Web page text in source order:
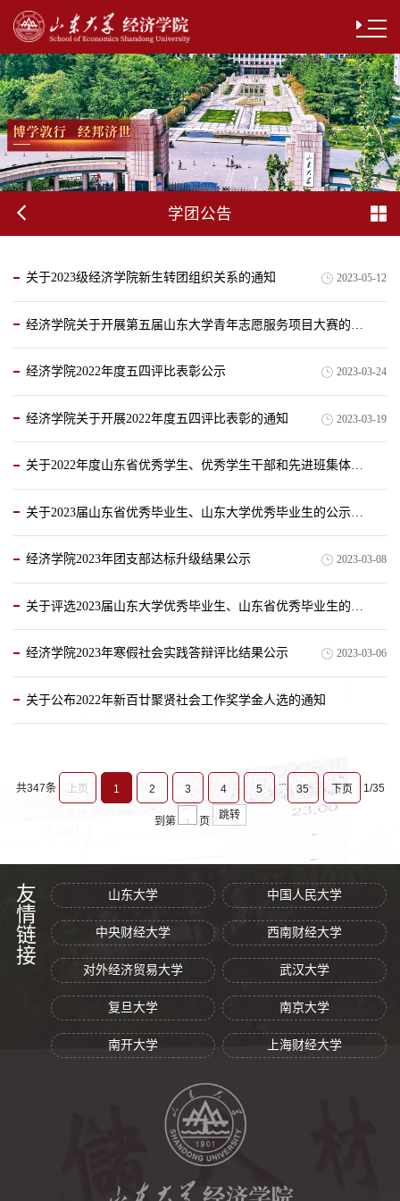
学团公告
关于2023级经济学院新生转团组织关系的通知 2023-05-12
经济学院2022年度五四评比表彰公示 2023-03-24
经济学院关于开展2022年度五四评比表彰的通知 2023-03-19
关于2022年度山东省优秀学生、优秀学生干部和先进班集体（山东大学“十佳班集体”）拟推荐名单的公示
经济学院2023年团支部达标升级结果公示 2023-03-08
经济学院2023年寒假社会实践答辩评比结果公示 2023-03-06
关于公布2022年新百廿聚贤社会工作奖学金人选的通知
共347条
上页 1 2 3 4 5 35 下页 1/35
到第 页
跳转
友情链接 山东大学 中国人民大学
中央财经大学 西南财经大学
对外经济贸易大学 武汉大学
复旦大学 南京大学
南开大学 上海财经大学